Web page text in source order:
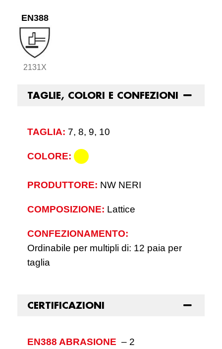
EN388
2131X
TAGLIE, COLORI E CONFEZIONI
TAGLIA: 7, 8, 9, 10
COLORE:
PRODUTTORE: NW NERI
COMPOSIZIONE: Lattice
CONFEZIONAMENTO:
Ordinabile per multipli di: 12 paia per
taglia
CERTIFICAZIONI
EN388 ABRASIONE – 2